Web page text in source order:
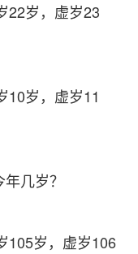
22岁，虚岁23
10岁，虚岁11
几岁？
105岁，虚岁106